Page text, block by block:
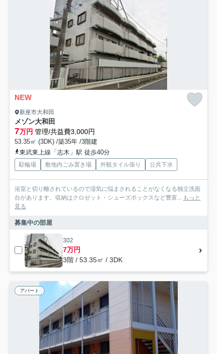
NEW
新座市大和田
メゾン大和田
7万円 管理/共益費3,000円
53.35㎡ (3DK) /築35年 /3階建
東武東上線「志木」駅 徒歩40分
駐輪場 敷地内ごみ置き場 外観タイル張り 公共下水
浴室と切り離されているので湿気に悩まされることがなくなる独立洗面
台があります。収納はクロゼット・シューズボックスなど豊富...
もっと
見る
募集中の部屋
302
7万円
3階 / 53.35㎡ / 3DK
アパート